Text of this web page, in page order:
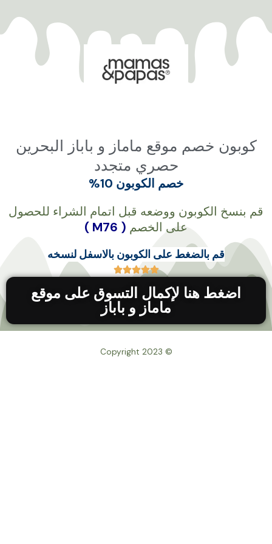
إلى
المحتوى
كوبون خصم موقع ماماز و باباز البحرين
حصري متجدد
خصم الكوبون
قم بنسخ الكوبون ووضعه قبل اتمام الشراء للحصول
على الخصم ( M76 )
قم بالضغط على الكوبون بالاسفل لنسخه





اضغط هنا لإكمال التسوق على موقع
ماماز و باباز
© Copyright 2023